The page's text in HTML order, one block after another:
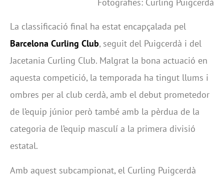
La classificació final ha estat encapçalada pel
Barcelona Curling Club, seguit del Puigcerdà i del
Jacetania Curling Club. Malgrat la bona actuació en
aquesta competició, la temporada ha tingut llums i
ombres per al club cerdà, amb el debut prometedor
de l’equip júnior però també amb la pèrdua de la
categoria de l’equip masculí a la primera divisió
estatal.
Amb aquest subcampionat, el Curling Puigcerdà